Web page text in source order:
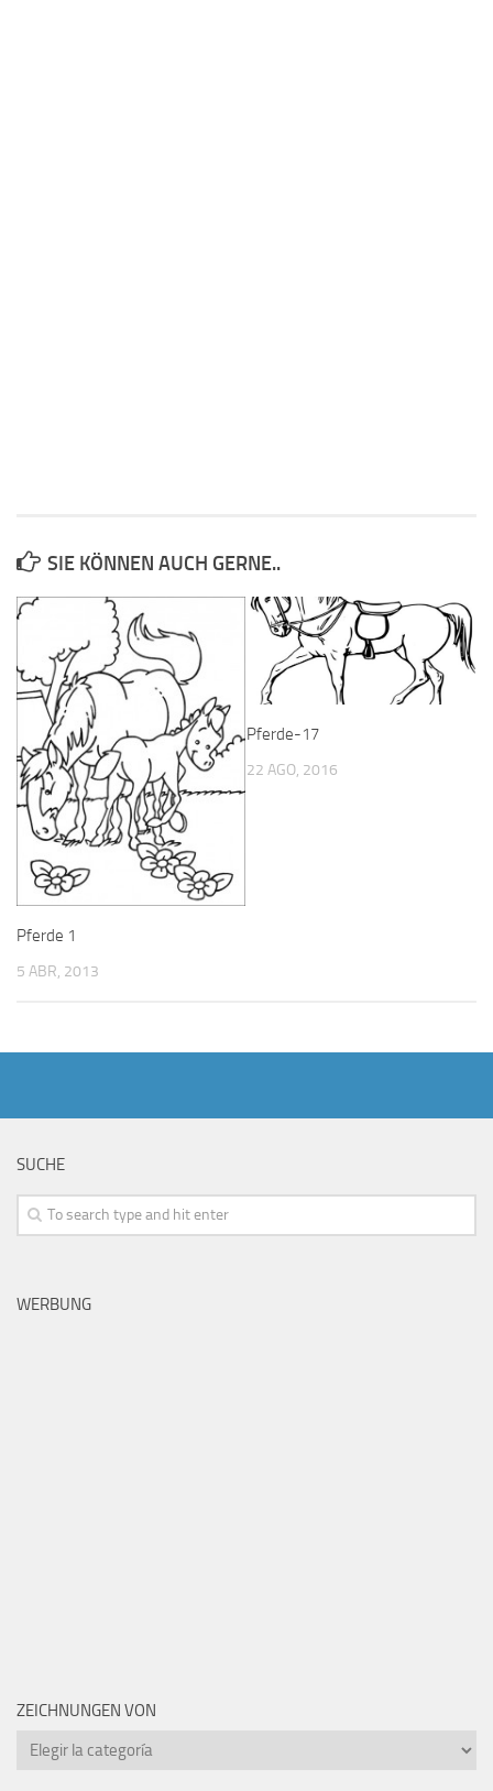
SIE KÖNNEN AUCH GERNE..
Pferde 1
5 ABR, 2013
Pferde-17
22 AGO, 2016
SUCHE
WERBUNG
ZEICHNUNGEN VON
Zeichnungen